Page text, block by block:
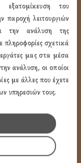
του
παροχή λειτουργιών
την ανάλυση της
πληροφορίες σχετικά
μας στα μέσα
ανάλυση, οι οποίοι
με άλλες που έχετε
υπηρεσιών τους.